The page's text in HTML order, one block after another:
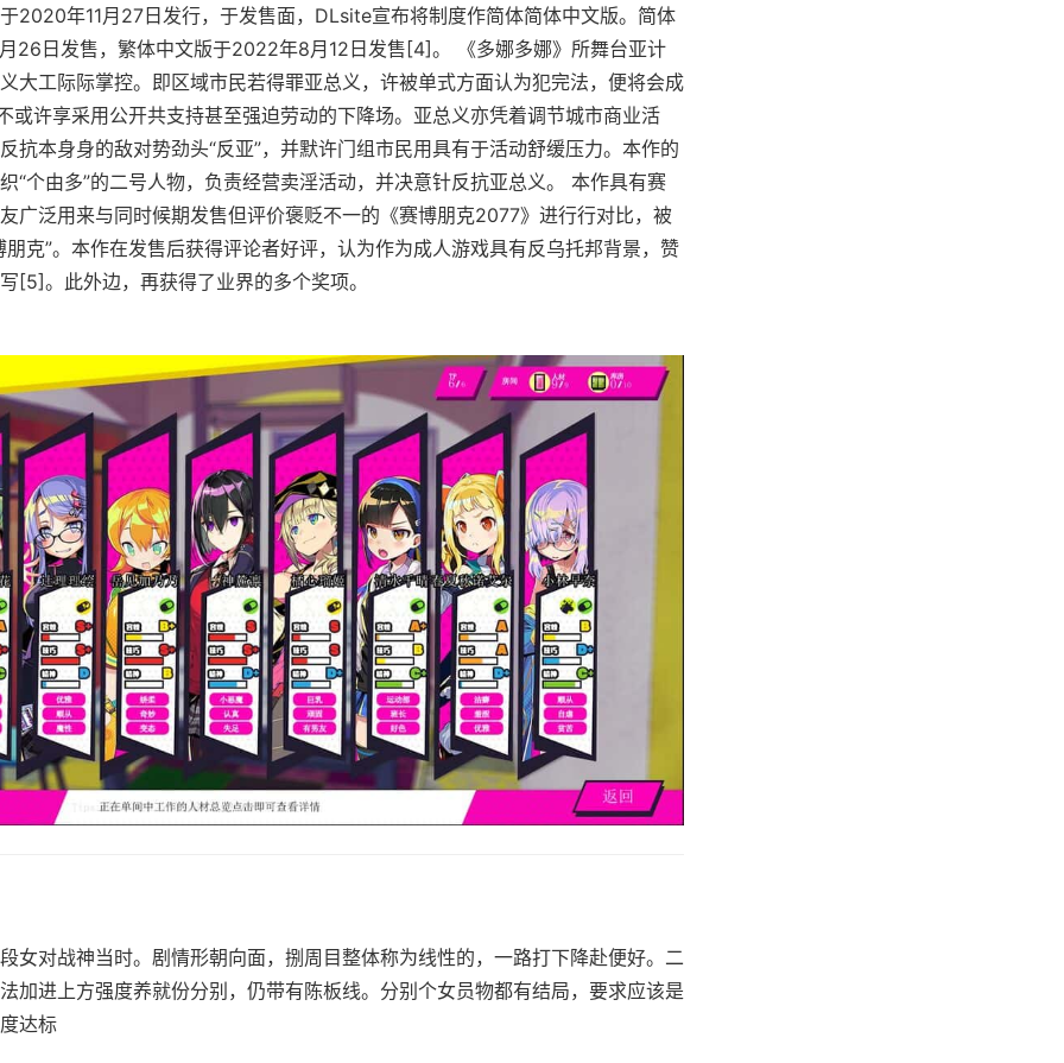
2020年11月27日发行，于发售面，DLsite宣布将制度作简体简体中文版。简体
26日发售，繁体中文版于2022年8月12日发售[4]。 《多娜多娜》所舞台亚计
大工际际掌控。即区域市民若得罪亚总义，许被单式方面认为犯完法，便将会成
或许享采用公开共支持甚至强迫劳动的下降场。亚总义亦凭着调节城市商业活
抗本身身的敌对势劲头“反亚”，并默许门组市民用具有于活动舒缓压力。本作的
“个由多”的二号人物，负责经营卖淫活动，并决意针反抗亚总义。 本作具有赛
广泛用来与同时候期发售但评价褒贬不一的《赛博朋克2077》进行行对比，被
朋克”。本作在发售后获得评论者好评，认为作为成人游戏具有反乌托邦背景，赞
[5]。此外边，再获得了业界的多个奖项。
女对战神当时。剧情形朝向面，捌周目整体称为线性的，一路打下降赴便好。二
加进上方强度养就份分别，仍带有陈板线。分别个女员物都有结局，要求应该是
达标